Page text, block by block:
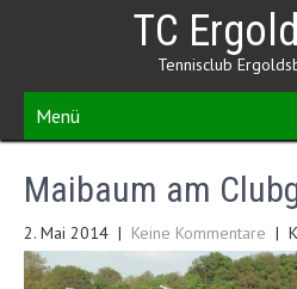
TC
Tennisclub
Menü
Maibaum am
2. Mai 2014 | Keine Kommentare |